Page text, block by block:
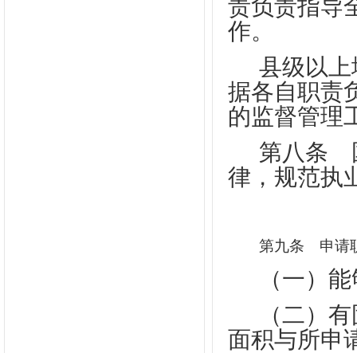
责负责指导
作。
县级以
据各自职责
的监督管理
第八条
律，规范执
第九条 申请
（一）
（二）
面积与所申